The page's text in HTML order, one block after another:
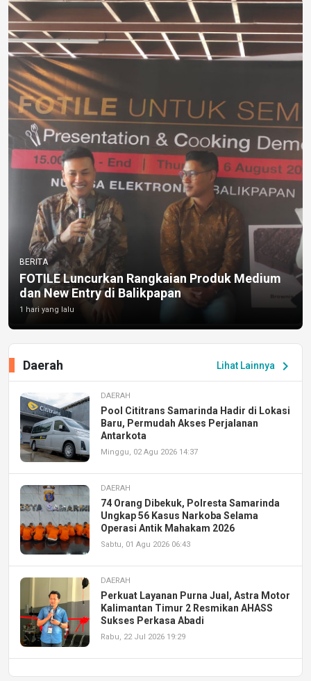
BERITA
FOTILE Luncurkan Rangkaian Produk Medium
dan New Entry di Balikpapan
1 hari yang lalu
Lihat Lainnya chevron_right
Daerah
DAERAH
Pool Cititrans Samarinda Hadir di Lokasi
Baru, Permudah Akses Perjalanan
Antarkota
Minggu, 02 Agu 2026 14:37
DAERAH
74 Orang Dibekuk, Polresta Samarinda
Ungkap 56 Kasus Narkoba Selama
Operasi Antik Mahakam 2026
Sabtu, 01 Agu 2026 06:43
DAERAH
Perkuat Layanan Purna Jual, Astra Motor
Kalimantan Timur 2 Resmikan AHASS
Sukses Perkasa Abadi
Rabu, 22 Jul 2026 19:29